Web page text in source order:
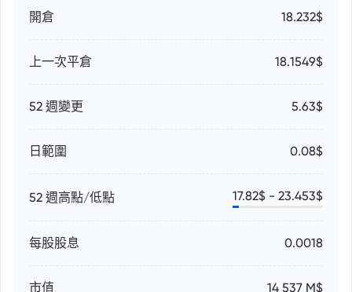
開倉 18.232$
上一次平倉 18.1549$
52 週變更 5.63$
日範圍 0.08$
52 週高點/低點 17.82$ - 23.453$
每股股息 0.0018
市值 14 537 M$